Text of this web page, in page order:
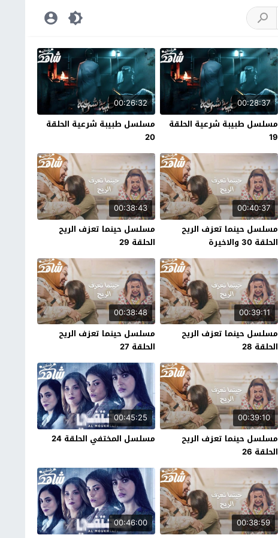
00:28:37
مسلسل طبيبة شرعية الحلقة
19
00:26:32
مسلسل طبيبة شرعية الحلقة
20
00:40:37
مسلسل حينما تعزف الريح
الحلقة 30 والاخيرة
00:38:43
مسلسل حينما تعزف الريح
الحلقة 29
00:39:11
مسلسل حينما تعزف الريح
الحلقة 28
00:38:48
مسلسل حينما تعزف الريح
الحلقة 27
00:39:10
مسلسل حينما تعزف الريح
الحلقة 26
00:45:25
مسلسل المختفي الحلقة 24
00:38:59
00:46:00